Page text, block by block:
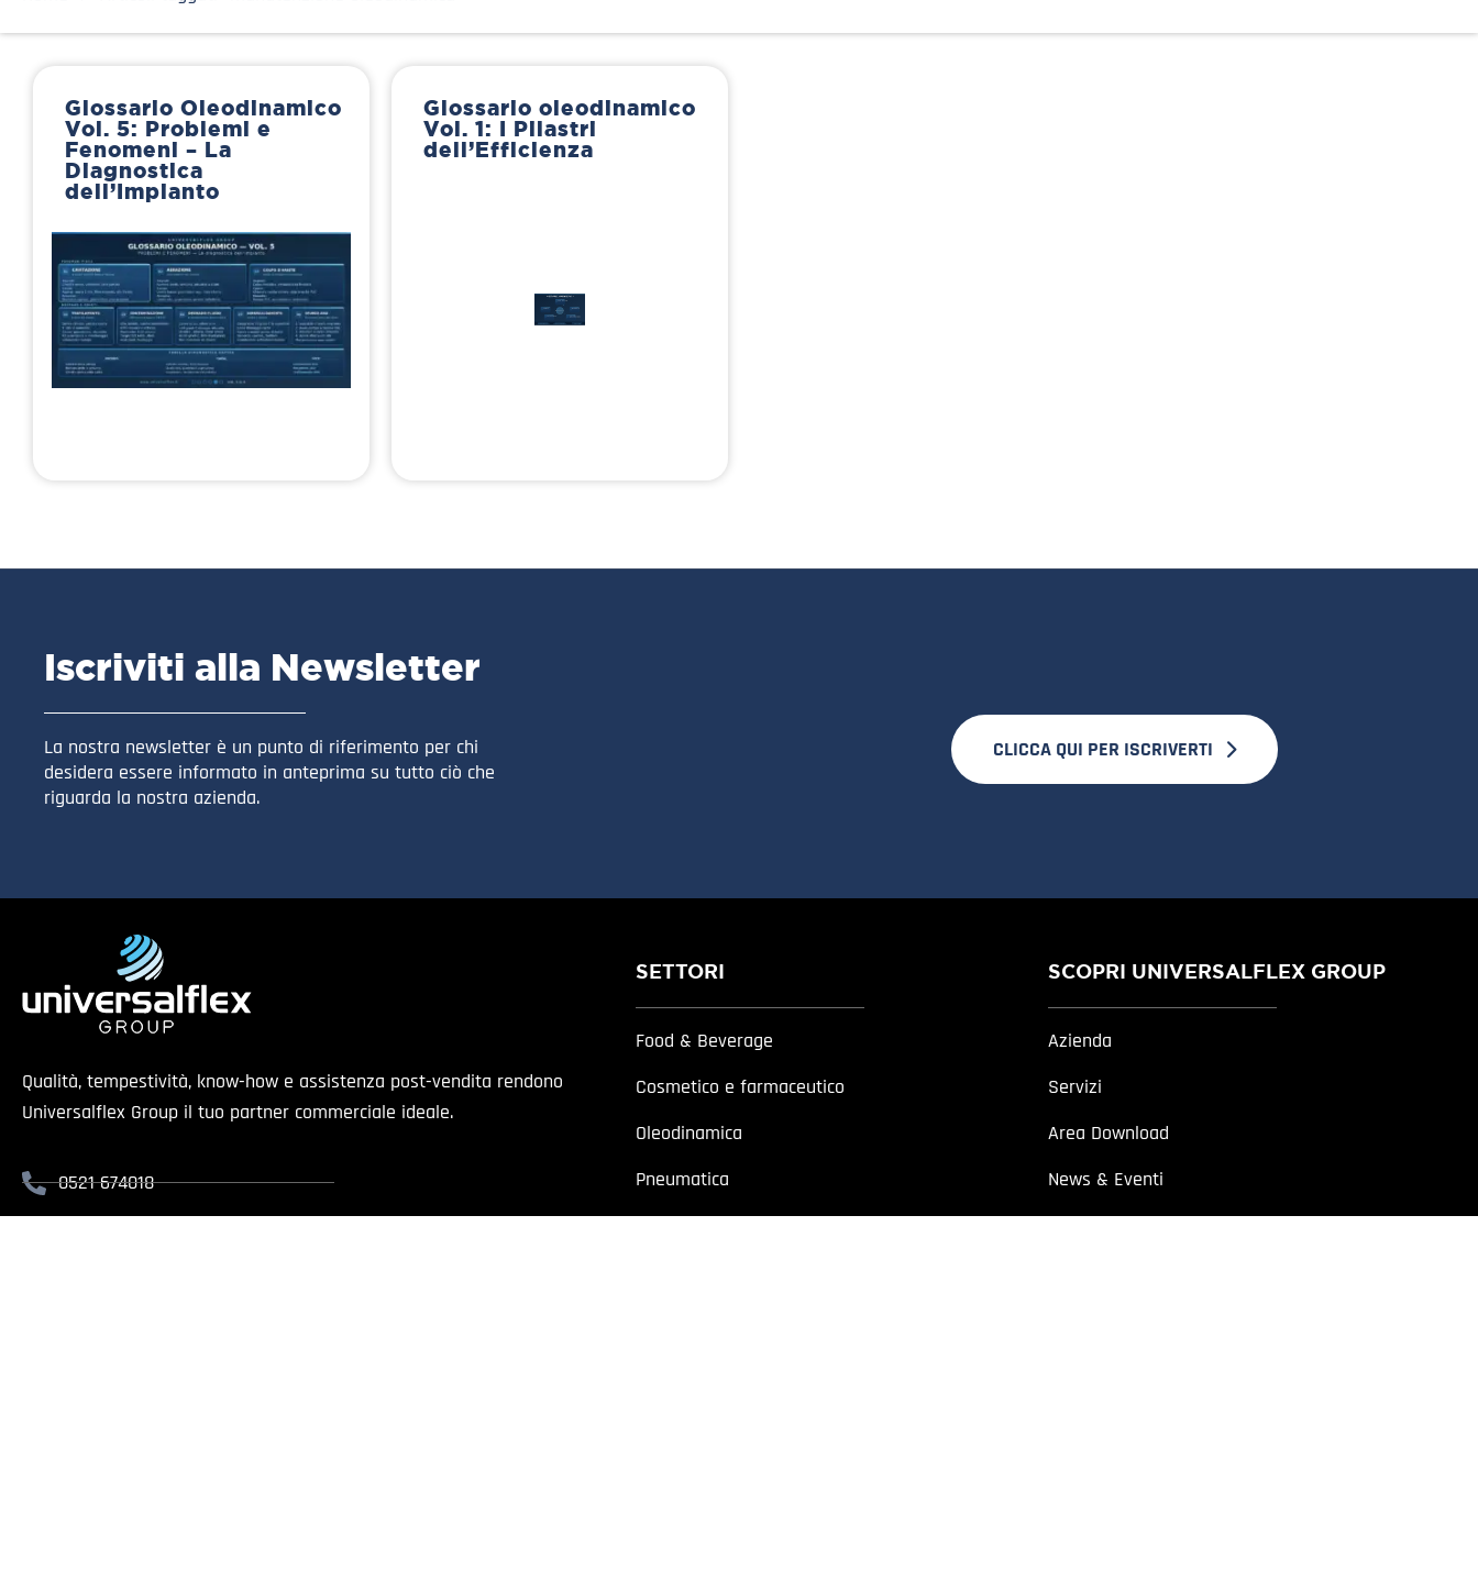
Glossario Oleodinamico
Vol. 5: Problemi e
Fenomeni – La
Diagnostica
dell’Impianto
Glossario oleodinamico
Vol. 1: I Pilastri
dell’Efficienza
Iscriviti alla Newsletter
La nostra newsletter è un punto di riferimento per chi
desidera essere informato in anteprima su tutto ciò che
riguarda la nostra azienda.
CLICCA QUI PER ISCRIVERTI
Qualità, tempestività, know-how e assistenza post-vendita rendono
Universalflex Group il tuo partner commerciale ideale.
0521 674018
SETTORI
Food & Beverage
Cosmetico e farmaceutico
Oleodinamica
Pneumatica
SCOPRI UNIVERSALFLEX GROUP
Azienda
Servizi
Area Download
News & Eventi